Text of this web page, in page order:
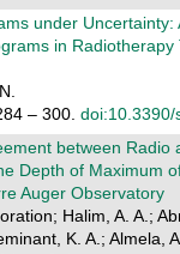
under Uncertainty:
in Radiotherapy
– 300. doi:10.3390/
between Radio
Depth of Maximum
Auger Observatory
Halim, A. A.;
K. A.; Almela,